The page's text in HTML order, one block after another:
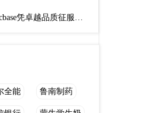
全球1000万瓶销量见证！Docbase凭卓越品质征服消费者
全能 鲁南制药